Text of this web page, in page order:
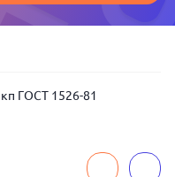
ГОСТ 1526-81